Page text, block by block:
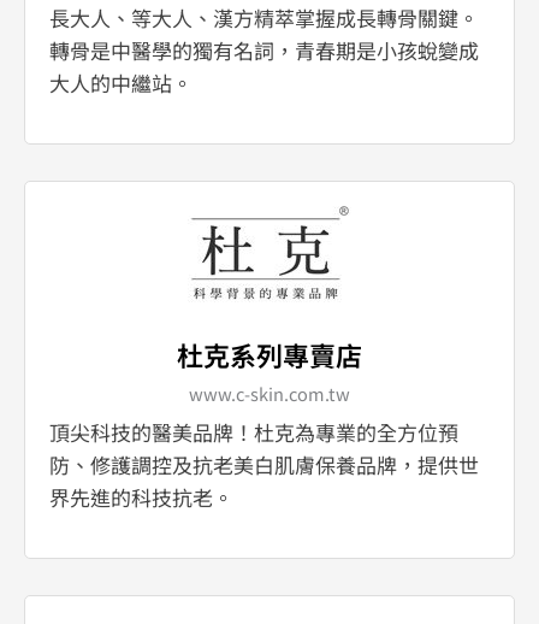
長大人、等大人、漢方精萃掌握成長轉骨關鍵。
轉骨是中醫學的獨有名詞，青春期是小孩蛻變成
大人的中繼站。
杜克系列專賣店
www.c-skin.com.tw
頂尖科技的醫美品牌！杜克為專業的全方位預
防、修護調控及抗老美白肌膚保養品牌，提供世
界先進的科技抗老。